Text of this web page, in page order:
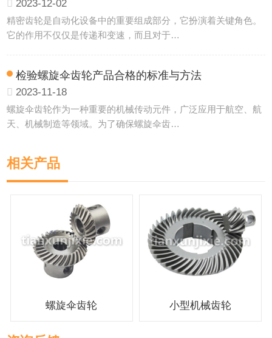
2023-12-02
精密齿轮是自动化设备中的重要组成部分，它扮演着关键角色。
它的作用不仅仅是传递和变速，而且对于…
检验螺旋伞齿轮产品合格的标准与方法
2023-11-18
螺旋伞齿轮作为一种重要的机械传动元件，广泛应用于航空、航
天、机械制造等领域。为了确保螺旋伞齿…
相关产品
螺旋伞齿轮 小型机械齿轮